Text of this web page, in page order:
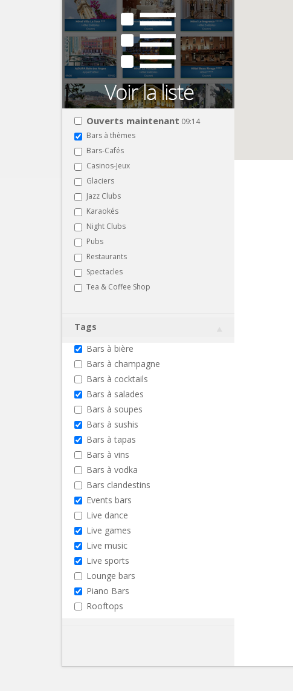
Ouverts maintenant 09:14
Bars à thèmes
Bars-Cafés
Casinos-Jeux
Glaciers
Jazz Clubs
Karaokés
Night Clubs
Pubs
Restaurants
Spectacles
Tea & Coffee Shop
Tags
Bars à bière
Bars à champagne
Bars à cocktails
Bars à salades
Bars à soupes
Bars à sushis
Bars à tapas
Bars à vins
Bars à vodka
Bars clandestins
Events bars
Live dance
Live games
Live music
Live sports
Lounge bars
Piano Bars
Rooftops